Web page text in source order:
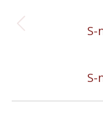
S-
S-